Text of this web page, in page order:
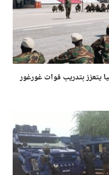
يتعزز بتدريب قوات غورغور